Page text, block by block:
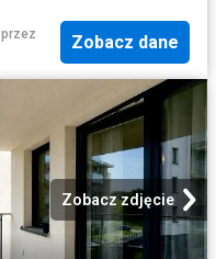
przez
Zobacz dane
Zobacz zdjęcie